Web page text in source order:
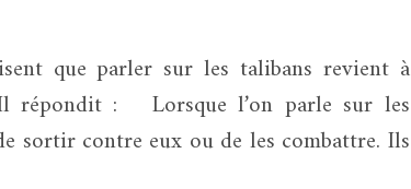
répondit : Lorsque l’on parle sur les
sortir contre eux ou de les combattre. Ils